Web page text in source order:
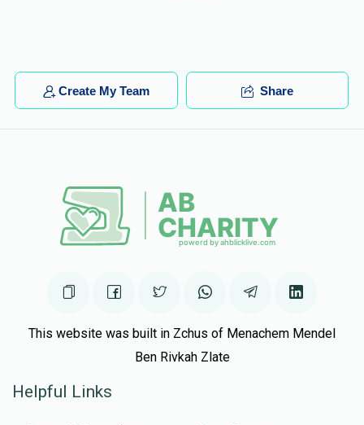
Create My Team Share
This website was built in Zchus of Menachem Mendel
Ben Rivkah Zlate
Helpful Links